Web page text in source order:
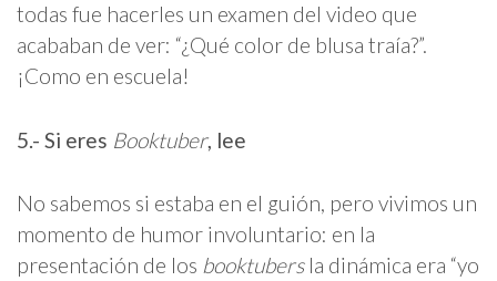
todas fue hacerles un examen del video que
acababan de ver: “¿Qué color de blusa traía?”.
¡Como en escuela!
5.- Si eres Booktuber, lee
No sabemos si estaba en el guión, pero vivimos un
momento de humor involuntario: en la
presentación de los booktubersla dinámica era “yo